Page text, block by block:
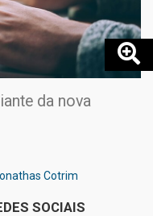
da nova
Cotrim
SOCIAIS